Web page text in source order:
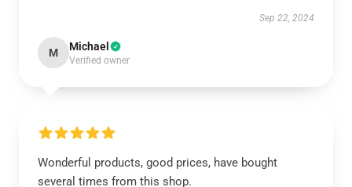
Sep 22, 2024
M Michael
Verified owner
Wonderful products, good prices, have bought
several times from this shop.